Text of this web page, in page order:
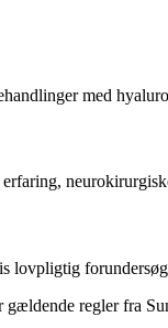
med
lovpligtig
regler fra